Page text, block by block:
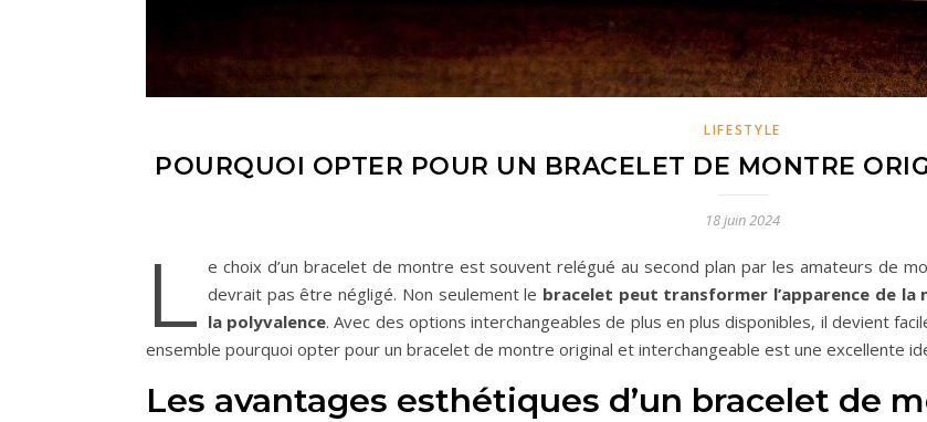
LIFESTYLE
POURQUOI OPTER POUR UN BRACELET DE MONTRE
18 juin 2024
L e choix d’un bracelet de montre est souvent relégué au second plan par les amateurs de
devrait pas être négligé. Non seulement le bracelet peut transformer l’apparence de la
la polyvalence. Avec des options interchangeables de plus en plus disponibles, il devient
ensemble pourquoi opter pour un bracelet de montre original et interchangeable est une excellente
Les avantages esthétiques d’un bracelet de